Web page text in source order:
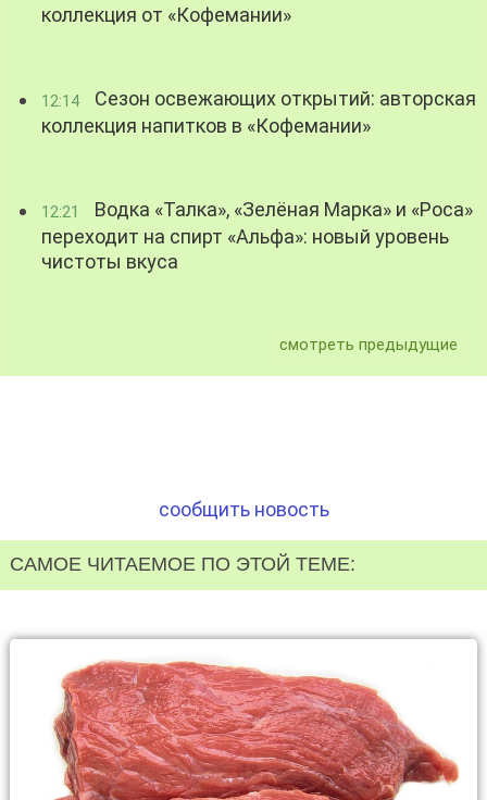
коллекция от «Кофемании»
12:14
Сезон освежающих открытий: авторская
коллекция напитков в «Кофемании»
12:21
Водка «Талка», «Зелёная Марка» и «Роса»
переходит на спирт «Альфа»: новый уровень
чистоты вкуса
смотреть предыдущие
сообщить новость
САМОЕ ЧИТАЕМОЕ ПО ЭТОЙ ТЕМЕ: